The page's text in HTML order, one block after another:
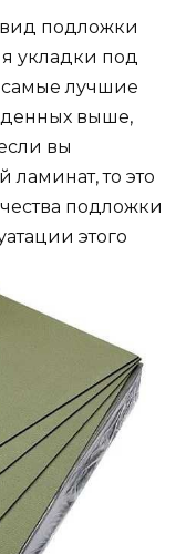
вид подложки
укладки под
самые лучшие
выше,
вы
ламинат, то это
подложки
этого